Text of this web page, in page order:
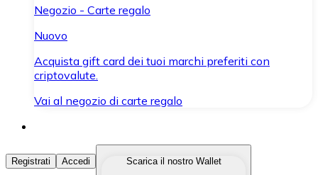
Negozio - Carte regalo
Nuovo
Acquista gift card dei tuoi marchi preferiti con
criptovalute.
Vai al negozio di carte regalo
Acquista Criptovalute
Registrati Accedi
Scarica il nostro Wallet